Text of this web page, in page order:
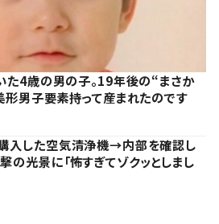
た4歳の男の子。19年後の“まさか
形男子要素持って産まれたのです
入した空気清浄機→内部を確認し
の光景に「怖すぎてゾクッとしまし